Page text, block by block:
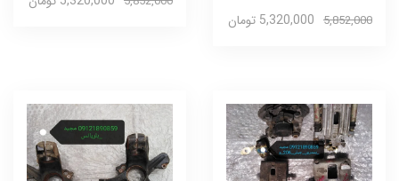
5,852,000 5,320,000 تومان